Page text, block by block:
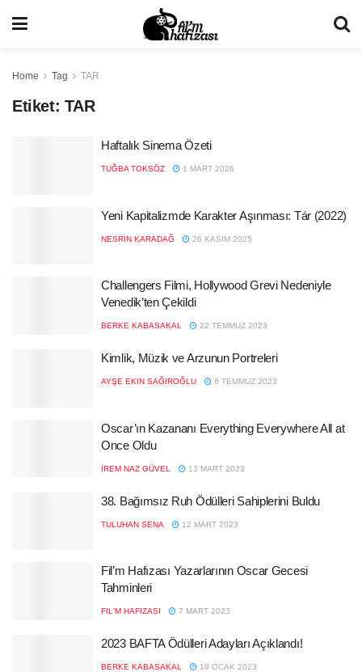
Home Tag TAR
Etiket: TAR
Haftalık Sinema Özeti
TUĞBA TOKSÖZ 1 MART 2026
Yeni Kapitalizmde Karakter Aşınması: Tár (2022)
NESRIN KARADAĞ 26 KASIM 2025
Challengers Filmi, Hollywood Grevi Nedeniyle
Venedik’ten Çekildi
BERKE KABASAKAL 22 TEMMUZ 2023
Kimlik, Müzik ve Arzunun Portreleri
AYŞE EKIN SAĞIROĞLU 6 TEMMUZ 2023
Oscar’ın Kazananı Everything Everywhere All at
Once Oldu
İREM NAZ GÜVEL 13 MART 2023
38. Bağımsız Ruh Ödülleri Sahiplerini Buldu
TULUHAN SENA 12 MART 2023
Fil’m Hafızası Yazarlarının Oscar Gecesi
Tahminleri
FIL'M HAFIZASI 7 MART 2023
2023 BAFTA Ödülleri Adayları Açıklandı!
BERKE KABASAKAL 19 OCAK 2023